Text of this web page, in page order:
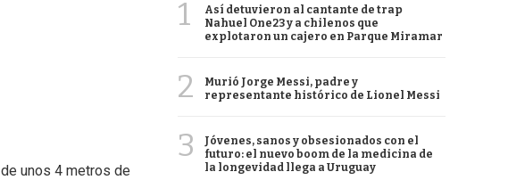
de unos 4 metros de
1
Así detuvieron al cantante de trap
Nahuel One23 y a chilenos que
explotaron un cajero en Parque Miramar
2
Murió Jorge Messi, padre y
representante histórico de Lionel Messi
3
Jóvenes, sanos y obsesionados con el
futuro: el nuevo boom de la medicina de
la longevidad llega a Uruguay